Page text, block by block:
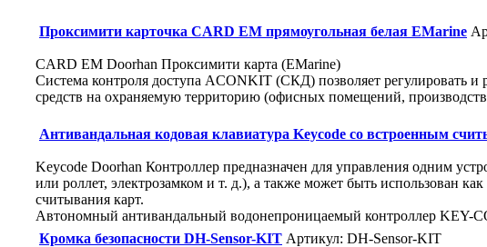
Проксимити карточка CARD EM прямоугольная белая EMarine
CARD EM Doorhan Проксимити карта (EMarine)
Система контроля доступа ACONKIT (СКД) позволяет регулировать и
средств на охраняемую территорию (офисных помещений,
Антивандальная кодовая клавиатура Keycode со встроенным
Keycode Doorhan Контроллер предназначен для управления одним
или роллет, электрозамком и т. д.), а также может быть использован
считывания карт.
Автономный антивандальный водонепроницаемый контроллер KEY-
Кромка безопасности DH-Sensor-KIT Артикул: DH-Sensor-KIT